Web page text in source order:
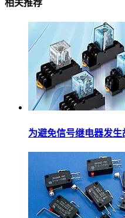
相关推荐
为避免信号继电器发